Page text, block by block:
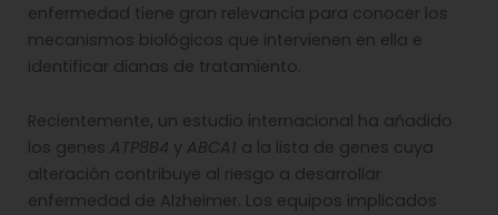
enfermedad tiene gran relevancia para conocer los
mecanismos biológicos que intervienen en ella e
identificar dianas de tratamiento.
Recientemente, un estudio internacional ha añadido
los genes ATP8B4 y ABCA1 a la lista de genes cuya
alteración contribuye al riesgo a desarrollar
enfermedad de Alzheimer. Los equipos implicados